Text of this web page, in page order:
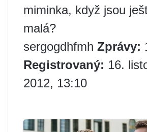
miminka, když jsou
malá?
sergogdhfmh Zprávy:
Registrovaný: 16.
2012, 13:10